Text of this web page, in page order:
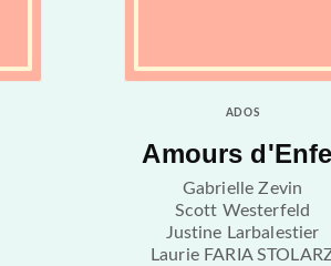
ADOS
Amours
Gabrielle Zevin
Scott Westerfeld
Justine Larbalestier
Laurie FARIA